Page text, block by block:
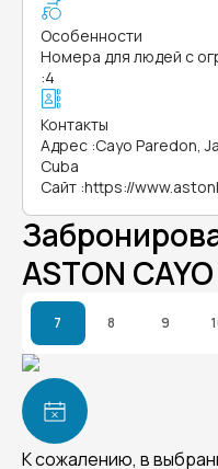
Особенности
Номера для людей с
:4
Контакты
Адрес :Cayo Paredon,
Cuba
Сайт :https://
ASTON
7 8 9
К сожалению, в